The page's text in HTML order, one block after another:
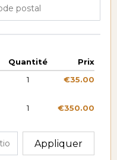
Quantité
Prix
1 €35.00
1 €350.00
Appliquer